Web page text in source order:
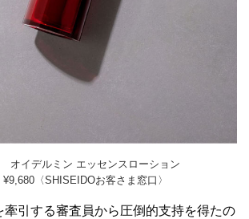
オイデルミン エッセンスローション
¥9,680〈SHISEIDOお客さま窓口〉
牽引する審査員から圧倒的支持を得たの